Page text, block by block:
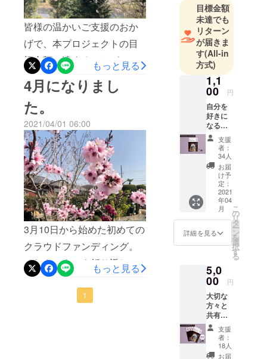
り、協力してくれる方がた
くさん現れたことがとても
嬉しく、たくさんの力をい
ただきました。本当にあり
がとうございました。これ
から皆様への配送準備に取
り掛かっていきたいと思い
ます。気持ちを込めた「ゆ
かりの」の創刊号です。皆
様のお手元に届きました
ら、ご意見などお教えくだ
さいね。また、皆様から頂
きましたご支援を基に、次
号の制作にも取り掛かって
まいります。こちらも発表
まで楽しみにしていてくだ
さい。重ね重ね、ありがと
うございました。幸運を呼
皆様の温かいご支援のおか
げで、本プロジェクトの目
標金額に達することができ
ました。本当にありがとう
ございました。そして、嬉
しく思うと同時に皆様から
の期待も感じています。初
めてクラウドファンディン
グをするにあたり、試行錯
誤を繰り返して「ゆかり
の」の原稿を仕上げていき
ました。長年の家系のひも
解きから沸き上がった想い
を、この「ゆかりの」に
ゆったりまったり詰め込み
ながらの作業でした。こう
して生まれた「ゆかりの」
もっと見る
4月になりまし
た。
2021/04/01 06:00
3月10日から始めた初めての
クラウドファンディング。
それもいよいよ折り返しの
日になりました。このプロ
ジェクトに込めた想いを理
もっと見る
1
ルフと音楽
活動と釣
り。最近は
またキャン
プ熱が出て
きました。
今後ともよ
ろしくお願
いします。
目標金額
未達でも
リターン
が届きま
す(All-in
方式)
1,1
00 円
自分を
好きに
なる
きっか
けをく
れる
『ゆか
りの』
をお送
りしま
す。 税
込み1
冊
1,100円
となり
料120円
はサー
ビスさ
せて頂
きま
す。
支援
者：
34人
お届
け予
定：
2021
年04
月
詳細を見る
こ
の
リ
タ
ー
ン
を
選
択
す
る
5,0
00 円
大切な
方々と
共有で
きる
『ゆか
りの』5
冊セッ
支援
者：
18人
お届